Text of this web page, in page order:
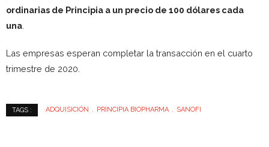
ordinarias de Principia a un precio de 100 dólares cada
una
Las empresas esperan completar la transacción en el cuarto
trimestre de 2020.
TAGS : ADQUISICIÓN PRINCIPIA BIOPHARMA SANOFI